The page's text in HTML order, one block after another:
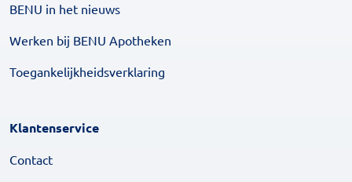
BENU in het nieuws
Werken bij BENU Apotheken
Toegankelijkheidsverklaring
Klantenservice
Contact